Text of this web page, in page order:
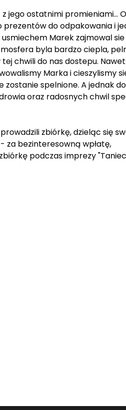
ostatnimi promieniami...
do odpakowania i
Marek zajmowal
byla bardzo ciepla,
chwili do nas dostepu.
Marka i cieszylismy
spelnione. A jednak
oraz radosnych chwil
zbiórkę, dzieląc się
za bezinteresowną wpłatę,
podczas imprezy